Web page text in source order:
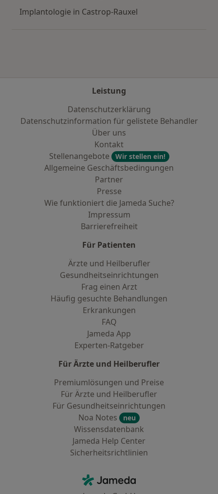
Implantologie in Castrop-Rauxel
Leistung
Datenschutzerklärung
Datenschutzinformation für gelistete Behandler
Über uns
Kontakt
Stellenangebote
Wir stellen ein!
Allgemeine Geschäftsbedingungen
Partner
Presse
Wie funktioniert die Jameda Suche?
Impressum
Barrierefreiheit
Für Patienten
Ärzte und Heilberufler
Gesundheitseinrichtungen
Frag einen Arzt
Häufig gesuchte Behandlungen
Erkrankungen
FAQ
Jameda App
Experten-Ratgeber
Für Ärzte und Heilberufler
Premiumlösungen und Preise
Für Ärzte und Heilberufler
Für Gesundheitseinrichtungen
Noa Notes
neu
Wissensdatenbank
Jameda Help Center
Sicherheitsrichtlinien
Jameda - Startseite